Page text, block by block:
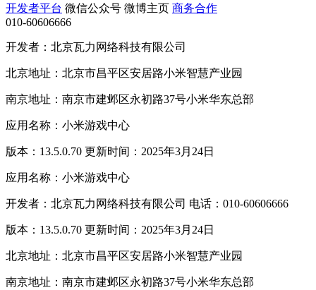
开发者平台 微信公众号 微博主页 商务合作
010-60606666
开发者：北京瓦力网络科技有限公司
北京地址：北京市昌平区安居路小米智慧产业园
南京地址：南京市建邺区永初路37号小米华东总部
应用名称：小米游戏中心
版本：13.5.0.70 更新时间：2025年3月24日
应用名称：小米游戏中心
开发者：北京瓦力网络科技有限公司 电话：010-60606666
版本：13.5.0.70 更新时间：2025年3月24日
北京地址：北京市昌平区安居路小米智慧产业园
南京地址：南京市建邺区永初路37号小米华东总部